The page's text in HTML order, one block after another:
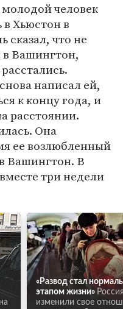
человек
в Хьюстон в
сказал, что не
в Вашингтон,
написал ей,
к концу года, и
расстоянии.
Она
ее возлюбленный
Вашингтон. В
три недели
«Развод стал
этапом жизни»
изменили свое